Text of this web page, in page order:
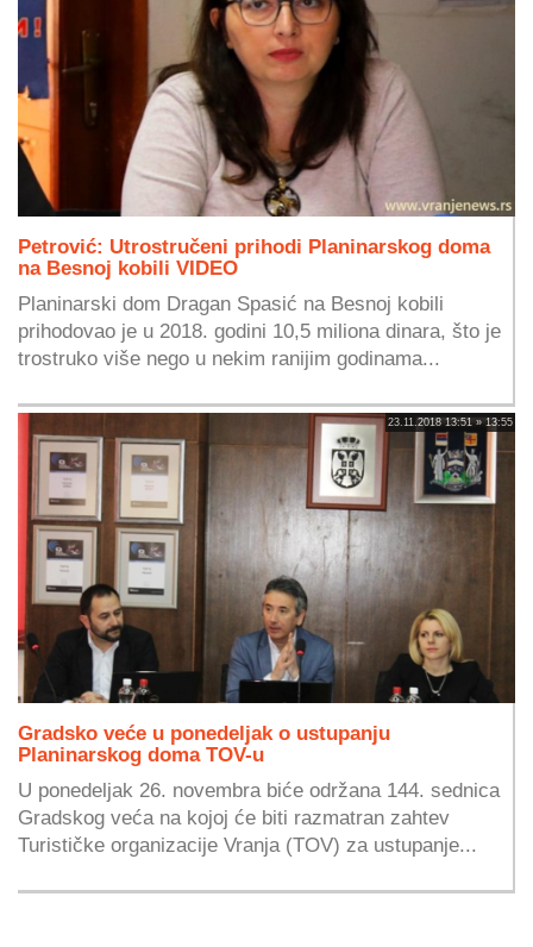
Petrović: Utrostručeni prihodi Planinarskog doma
na Besnoj kobili VIDEO
Planinarski dom Dragan Spasić na Besnoj kobili
prihodovao je u 2018. godini 10,5 miliona dinara, što je
trostruko više nego u nekim ranijim godinama...
23.11.2018 13:51 » 13:55
Gradsko veće u ponedeljak o ustupanju
Planinarskog doma TOV-u
U ponedeljak 26. novembra biće održana 144. sednica
Gradskog veća na kojoj će biti razmatran zahtev
Turističke organizacije Vranja (TOV) za ustupanje...